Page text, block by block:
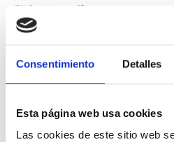
Consentimiento Detalles
Esta página web usa cookies
Las cookies de este sitio web
Referencia
8,89 €